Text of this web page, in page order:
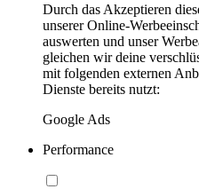
Durch das Akzeptieren
unserer Online-
auswerten und unser
gleichen wir deine
mit folgenden externen
Dienste bereits nutzt:
Google Ads
Performance